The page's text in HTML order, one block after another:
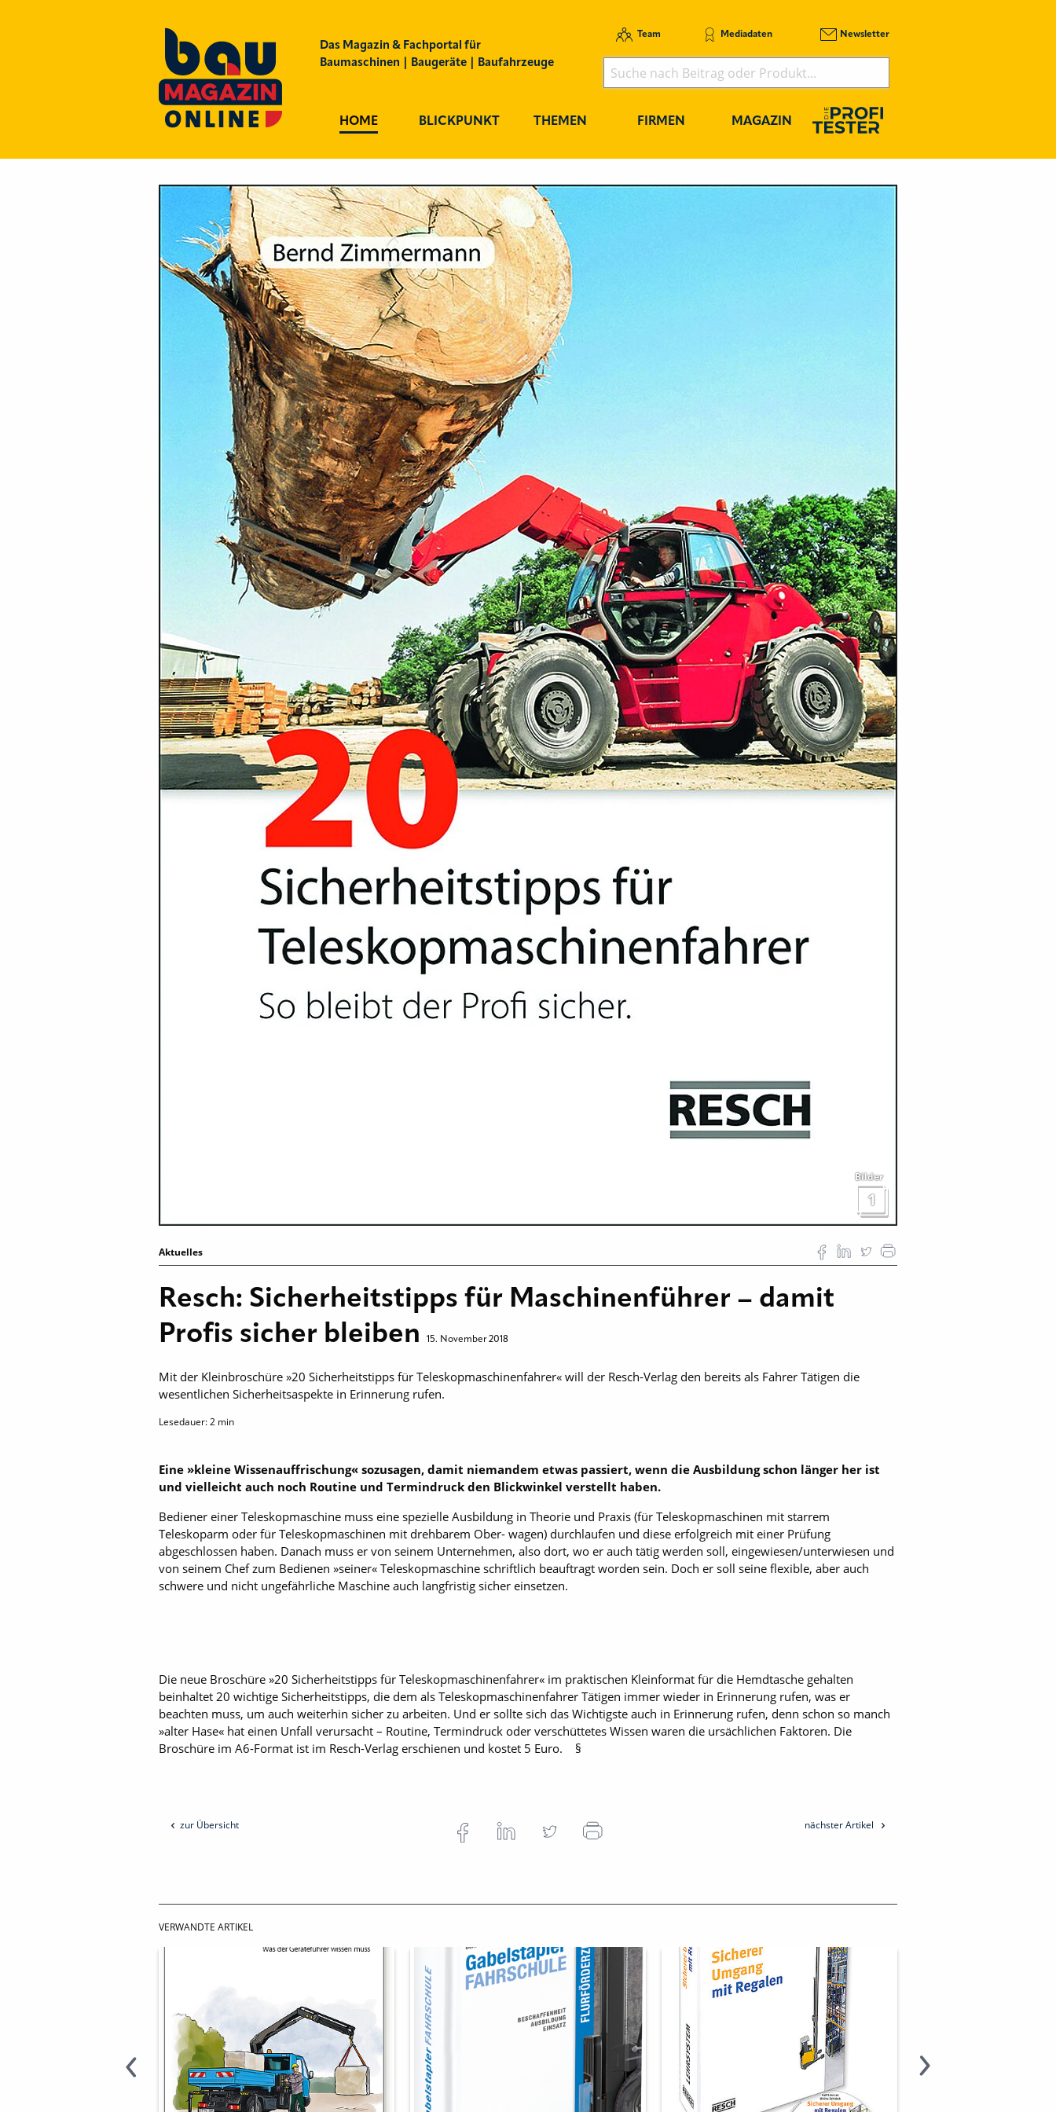
Das Magazin & Fachportal für
Baumaschinen | Baugeräte | Baufahrzeuge
Team Mediadaten Newsletter
HOME BLICKPUNKT THEMEN FIRMEN MAGAZIN
Bilder
1
Aktuelles
Resch: Sicherheitstipps für Maschinenführer – damit
Profis sicher bleiben
15. November 2018
Mit der Kleinbroschüre »20 Sicherheitstipps für Teleskopmaschinenfahrer« will der Resch-Verlag den bereits als Fahrer Tätigen die
wesentlichen Sicherheitsaspekte in Erinnerung rufen.
Lesedauer:2 min
Eine »kleine Wissenauffrischung« sozusagen, damit niemandem etwas passiert, wenn die Ausbildung schon länger her ist
und vielleicht auch noch Routine und Termindruck den Blickwinkel verstellt haben.
Bediener einer Teleskopmaschine muss eine spezielle Ausbildung in Theorie und Praxis (für ­Teleskopmaschinen mit starrem
Teleskoparm oder für Teleskopmaschinen mit drehbarem Ober- wagen) durchlaufen und diese erfolgreich mit einer Prüfung
abgeschlossen haben. Danach muss er von seinem Unternehmen, also dort, wo er auch tätig werden soll, eingewiesen/unter­wiesen und
von seinem Chef zum Bedienen »seiner« Teleskopmaschine schriftlich beauftragt worden sein. Doch er soll seine flexible, aber auch
schwere und nicht ungefährliche Maschine auch langfristig sicher einsetzen.
Die neue Broschüre »20 Sicherheitstipps für Teleskopmaschinenfahrer« im praktischen Kleinformat für die Hemdtasche gehalten
beinhaltet 20 wichtige Sicherheitstipps, die dem als Teleskopmaschinenfahrer Tätigen immer wieder in Erinnerung rufen, was er
beachten muss, um auch weiterhin sicher zu arbeiten. Und er sollte sich das Wichtigste auch in Erinnerung rufen, denn schon so manch
»alter Hase« hat einen Unfall verursacht – Routine, Termindruck oder verschüttetes Wissen waren die ursächlichen Faktoren. Die
Broschüre im A6-Format ist im Resch-Verlag erschienen und kostet 5 Euro. §
zur Übersicht nächster Artikel
VERWANDTE ARTIKEL